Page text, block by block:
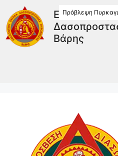
Εθελοντική
Βάρης
Πρόβλεψη